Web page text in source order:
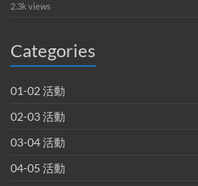
2.3k views
Categories
01-02 活動
02-03 活動
03-04 活動
04-05 活動